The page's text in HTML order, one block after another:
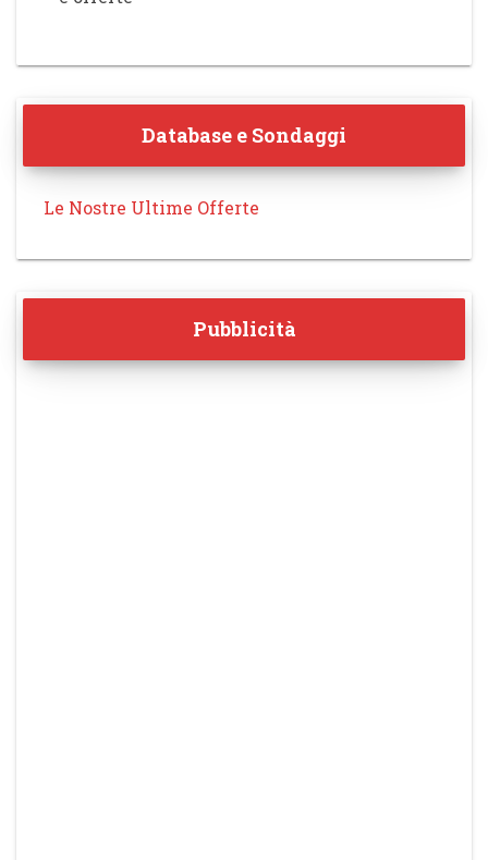
Database e Sondaggi
Le Nostre Ultime Offerte
Pubblicità